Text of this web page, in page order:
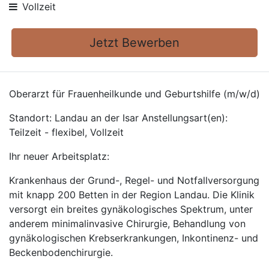
Vollzeit
Jetzt Bewerben
Oberarzt für Frauenheilkunde und Geburtshilfe (m/w/d)
Standort: Landau an der Isar Anstellungsart(en):
Teilzeit - flexibel, Vollzeit
Ihr neuer Arbeitsplatz:
Krankenhaus der Grund-, Regel- und Notfallversorgung
mit knapp 200 Betten in der Region Landau. Die Klinik
versorgt ein breites gynäkologisches Spektrum, unter
anderem minimalinvasive Chirurgie, Behandlung von
gynäkologischen Krebserkrankungen, Inkontinenz- und
Beckenbodenchirurgie.